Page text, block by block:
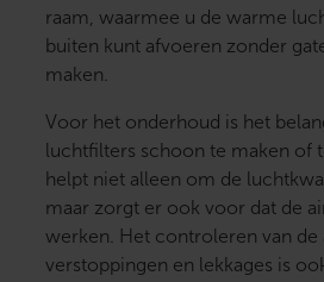
raam, waarmee u de warme
buiten kunt afvoeren zonder
maken.
Voor het onderhoud is het
luchtfilters schoon te maken of
helpt niet alleen om de
maar zorgt er ook voor dat de
werken. Het controleren van de
verstoppingen en lekkages is